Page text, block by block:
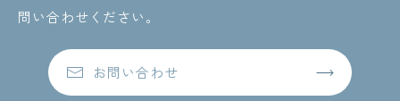
問い合わせください。
お問い合わせ